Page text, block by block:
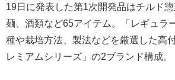
19日に発表した第1次開発品はチルド
麺、酒類など65アイテム。「レギュラ
種や栽培方法、製法などを厳選した高
レミアムシリーズ」の2ブランド構成。